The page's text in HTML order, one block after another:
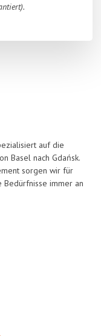
auf die
Basel nach Gdańsk.
sorgen wir für
Bedürfnisse immer an